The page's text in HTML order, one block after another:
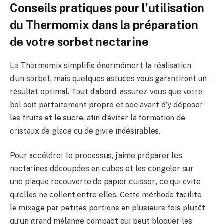
Conseils pratiques pour l’utilisation
du Thermomix dans la préparation
de votre sorbet nectarine
Le Thermomix simplifie énormément la réalisation
d’un sorbet, mais quelques astuces vous garantiront un
résultat optimal. Tout d’abord, assurez-vous que votre
bol soit parfaitement propre et sec avant d’y déposer
les fruits et le sucre, afin d’éviter la formation de
cristaux de glace ou de givre indésirables.
Pour accélérer le processus, j’aime préparer les
nectarines découpées en cubes et les congeler sur
une plaque recouverte de papier cuisson, ce qui évite
qu’elles ne collent entre elles. Cette méthode facilite
le mixage par petites portions en plusieurs fois plutôt
qu’un grand mélange compact qui peut bloquer les